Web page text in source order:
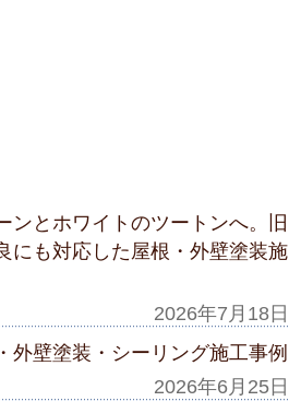
ンとホワイトのツートンへ。旧
にも対応した屋根・外壁塗装施
2026年7月18日
外壁塗装・シーリング施工事例
2026年6月25日